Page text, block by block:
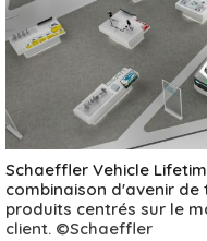
Schaeffler Vehicle
combinaison d'avenir
produits centrés sur le
client. ©Schaeffler